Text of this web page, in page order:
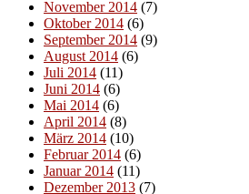
November 2014 (7)
Oktober 2014 (6)
September 2014 (9)
August 2014 (6)
Juli 2014 (11)
Juni 2014 (6)
Mai 2014 (6)
April 2014 (8)
März 2014 (10)
Februar 2014 (6)
Januar 2014 (11)
Dezember 2013 (7)